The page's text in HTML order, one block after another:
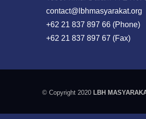
contact@lbhmasyarakat.org
+62 21 837 897 66 (Phone)
+62 21 837 897 67 (Fax)
© Copyright 2020 LBH